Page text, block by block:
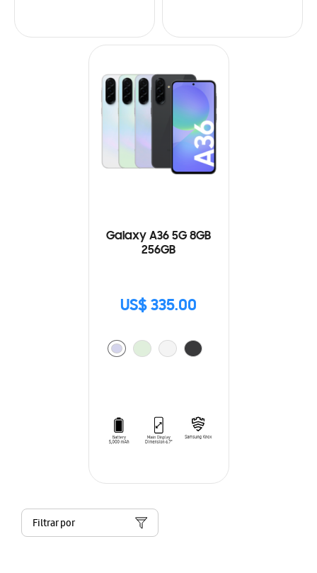
Galaxy A36 5G 8GB
256GB
US$ 335.00
Filtrar por